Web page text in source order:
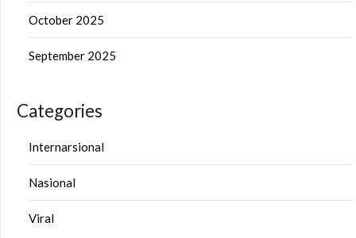
October 2025
September 2025
Categories
Internarsional
Nasional
Viral